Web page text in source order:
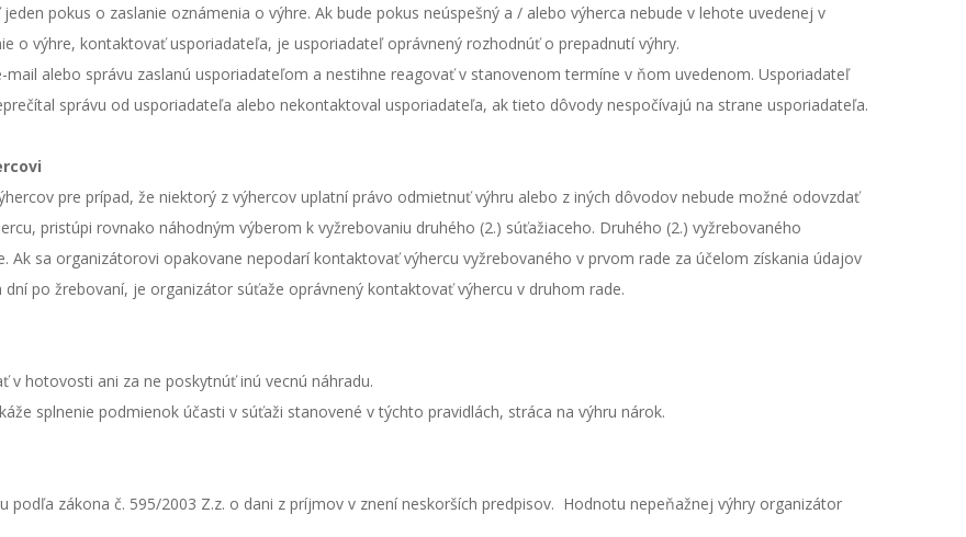
pokus o zaslanie oznámenia o výhre. Ak bude pokus neúspešný a / alebo výherca nebude v lehote uvedenej v
o výhre, kontaktovať usporiadateľa, je usporiadateľ oprávnený rozhodnúť o prepadnutí výhry.
alebo správu zaslanú usporiadateľom a nestihne reagovať v stanovenom termíne v ňom uvedenom. Usporiadateľ
správu od usporiadateľa alebo nekontaktoval usporiadateľa, ak tieto dôvody nespočívajú na strane usporiadateľa.
pre prípad, že niektorý z výhercov uplatní právo odmietnuť výhru alebo z iných dôvodov nebude možné odovzdať
pristúpi rovnako náhodným výberom k vyžrebovaniu druhého (2.) súťažiaceho. Druhého (2.) vyžrebovaného
Ak sa organizátorovi opakovane nepodarí kontaktovať výhercu vyžrebovaného v prvom rade za účelom získania údajov
po žrebovaní, je organizátor súťaže oprávnený kontaktovať výhercu v druhom rade.
v hotovosti ani za ne poskytnúť inú vecnú náhradu.
splnenie podmienok účasti v súťaži stanovené v týchto pravidlách, stráca na výhru nárok.
podľa zákona č. 595/2003 Z.z. o dani z príjmov v znení neskorších predpisov. Hodnotu nepeňažnej výhry organizátor